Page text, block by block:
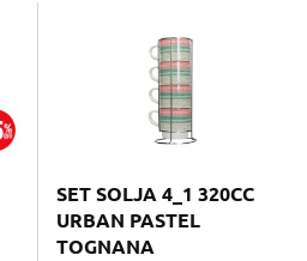
SET SOLJA 4_1 320CC
URBAN PASTEL
TOGNANA